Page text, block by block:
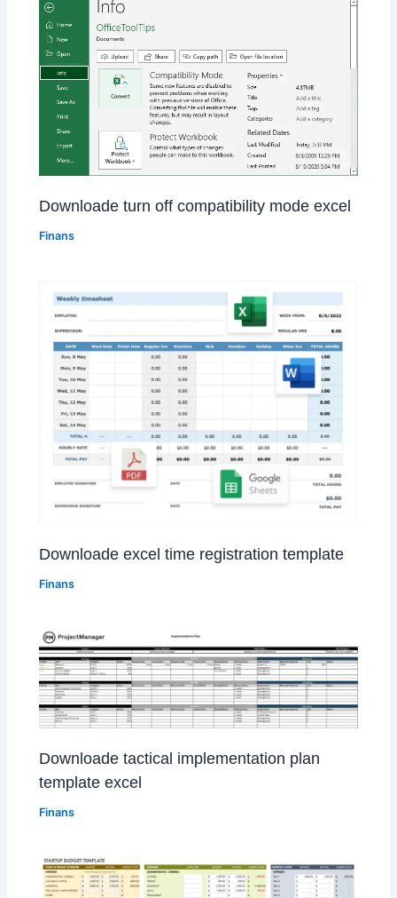
Downloade turn off compatibility mode excel
Finans
Downloade excel time registration template
Finans
Downloade tactical implementation plan
template excel
Finans